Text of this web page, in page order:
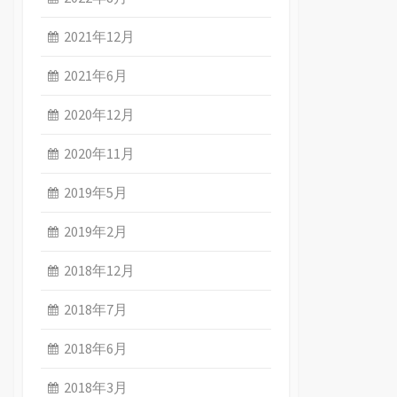
2021年12月
2021年6月
2020年12月
2020年11月
2019年5月
2019年2月
2018年12月
2018年7月
2018年6月
2018年3月